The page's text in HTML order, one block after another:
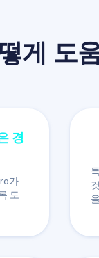
게 도
경
가
도